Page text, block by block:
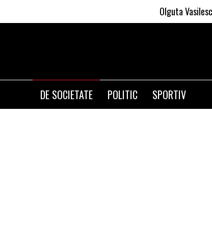
Olguta Vasilescu
DE SOCIETATE POLITIC SPORTIV